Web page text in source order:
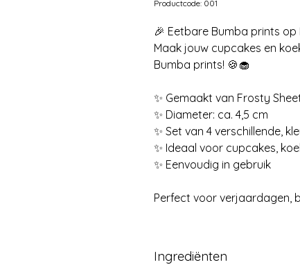
Productcode: 001
🎉 Eetbare Bumba prints op
Maak jouw cupcakes en
Bumba prints! 🍪🧁
✨ Gemaakt van Frosty
✨ Diameter: ca. 4,5 cm
✨ Set van 4 verschillende,
✨ Ideaal voor cupcakes,
✨ Eenvoudig in gebruik
Perfect voor verjaardagen,
Ingrediënten